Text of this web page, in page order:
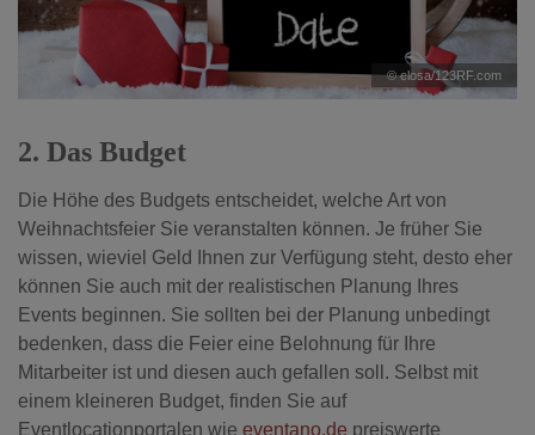
© elosa/123RF.com
2. Das Budget
Die Höhe des Budgets entscheidet, welche Art von
Weihnachtsfeier Sie veranstalten können. Je früher Sie
wissen, wieviel Geld Ihnen zur Verfügung steht, desto eher
können Sie auch mit der realistischen Planung Ihres
Events beginnen. Sie sollten bei der Planung unbedingt
bedenken, dass die Feier eine Belohnung für Ihre
Mitarbeiter ist und diesen auch gefallen soll. Selbst mit
einem kleineren Budget, finden Sie auf
Eventlocationportalen wie eventano.de preiswerte